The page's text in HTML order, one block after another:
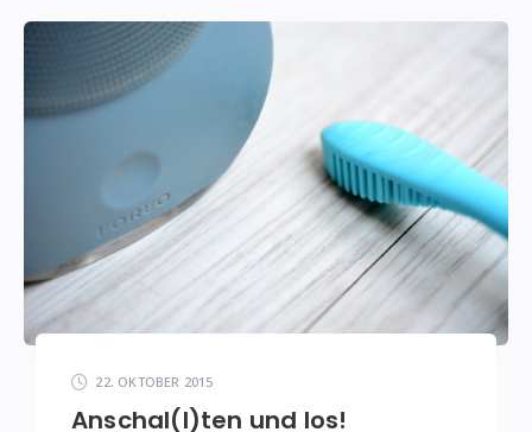
22. OKTOBER 2015
Anschal(l)ten und los!